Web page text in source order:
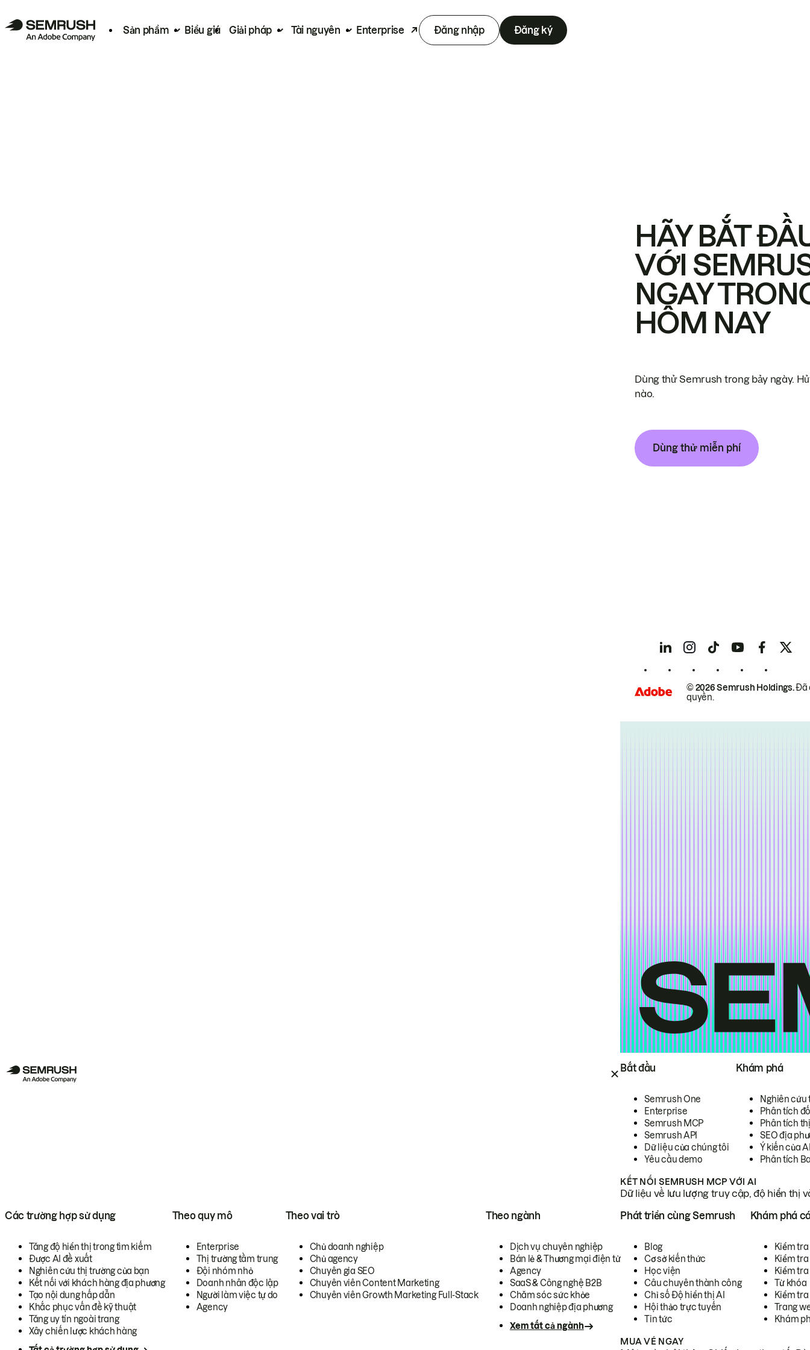
Sản phẩm Biểu giá Giải pháp Tài nguyên Enterprise Đăng nhập Đăng ký
Bắt đầu
Semrush One
Enterprise
Semrush MCP
Semrush API
Dữ liệu của chúng tôi
Yêu cầu demo
Khám phá
Nghiên cứu
Phân tích
Phân tích
SEO địa
Ý kiến của
Phân tích
KẾT NỐI SEMRUSH MCP VỚI AI
Dữ liệu về lưu lượng truy cập, độ hiển thị
Các trường hợp sử dụng
Tăng độ hiển thị trong tìm kiếm
Được AI đề xuất
Nghiên cứu thị trường của bạn
Kết nối với khách hàng địa phương
Tạo nội dung hấp dẫn
Khắc phục vấn đề kỹ thuật
Tăng uy tín ngoài trang
Xây chiến lược khách hàng
Theo quy mô
Enterprise
Thị trường tầm trung
Đội nhóm nhỏ
Doanh nhân độc lập
Người làm việc tự do
Agency
Theo vai trò
Chủ doanh nghiệp
Chủ agency
Chuyên gia SEO
Chuyên viên Content Marketing
Chuyên viên Growth Marketing Full-Stack
Theo ngành
Dịch vụ chuyên nghiệp
Bán lẻ & Thương mại điện tử
Agency
SaaS & Công nghệ B2B
Chăm sóc sức khỏe
Doanh nghiệp địa phương
Xem tất cả ngành
Phát triển cùng Semrush
Blog
Cơ sở kiến thức
Học viện
Câu chuyên thành công
Chỉ số Độ hiển thị AI
Hội thảo trực tuyến
Tin tức
Khám phá
Kiểm
Kiểm tra
Kiểm
Từ khóa
Kiểm
Trang
Khám
MUA VÉ NGAY
HÃY BẮT
VỚI
NGAY
HÔM NAY
Dùng thử Semrush trong bảy ngày.
nào.
Dùng thử miễn phí
© 2026 Semrush Holdings.Đã
quyền.